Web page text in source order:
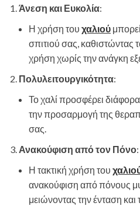
Άνεση και Ευκολία:
Η χρήση του χαλιού
σπιτιού σας, καθιστώντας
χρήση χωρίς την ανάγκη
Πολυλειτουργικότητα:
Το χαλί προσφέρει διάφορα
την προσαρμογή της
σας.
Ανακούφιση από τον Πόνο:
Η τακτική χρήση του
ανακούφιση από πόνους
μειώνοντας την ένταση και